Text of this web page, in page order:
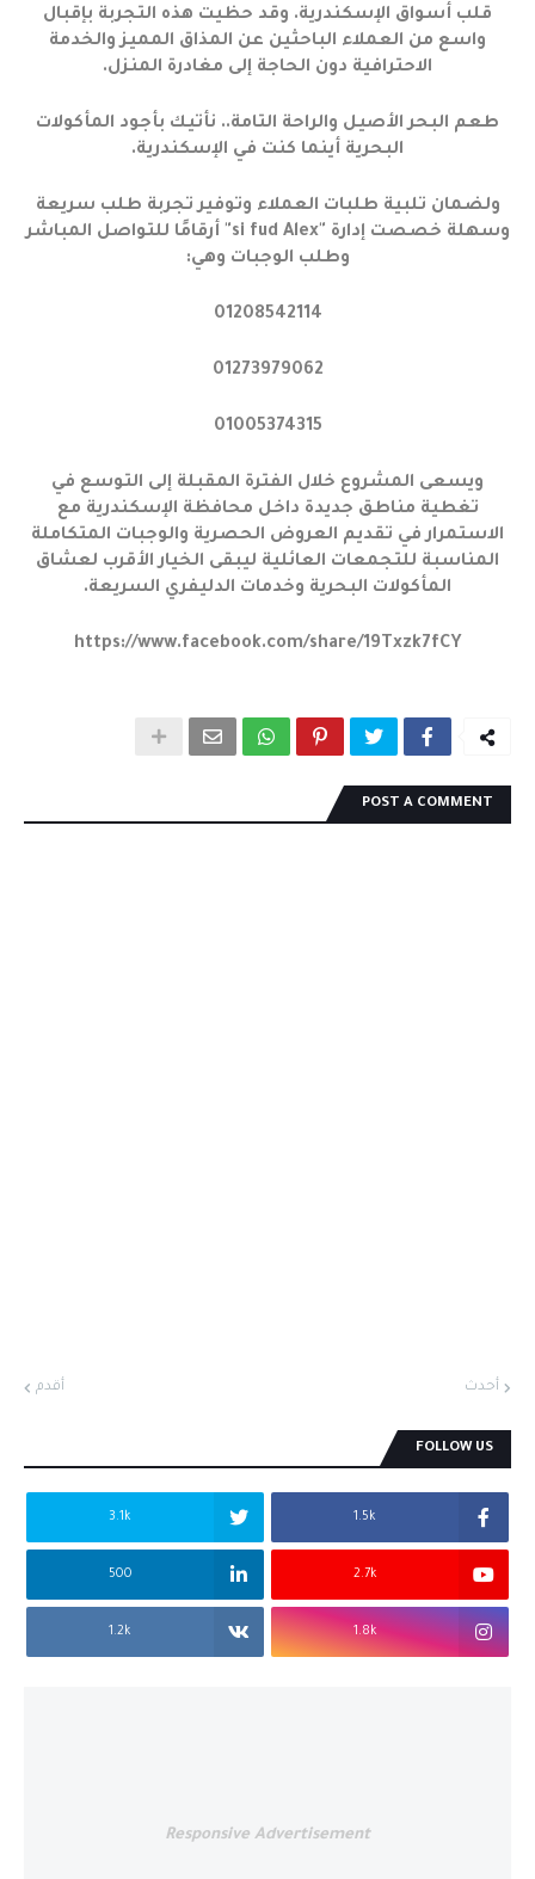
قلب أسواق الإسكندرية. وقد حظيت هذه التجربة بإقبال
واسع من العملاء الباحثين عن المذاق المميز والخدمة
الاحترافية دون الحاجة إلى مغادرة المنزل.
طعم البحر الأصيل والراحة التامة.. نأتيك بأجود المأكولات
البحرية أينما كنت في الإسكندرية.
ولضمان تلبية طلبات العملاء وتوفير تجربة طلب سريعة
وسهلة خصصت إدارة "si fud Alex" أرقامًا للتواصل المباشر
وطلب الوجبات وهي:
01208542114
01273979062
01005374315
ويسعى المشروع خلال الفترة المقبلة إلى التوسع في
تغطية مناطق جديدة داخل محافظة الإسكندرية مع
الاستمرار في تقديم العروض الحصرية والوجبات المتكاملة
المناسبة للتجمعات العائلية ليبقى الخيار الأقرب لعشاق
المأكولات البحرية وخدمات الدليفري السريعة.
https://www.facebook.com/share/19Txzk7fCY
POST A COMMENT
أحدث أقدم
FOLLOW US
1.5k
3.1k
2.7k
500
1.8k
1.2k
Responsive Advertisement